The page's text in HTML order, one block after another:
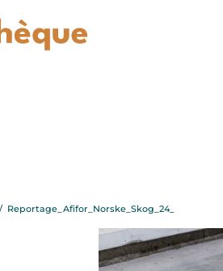
/ Reportage_Afifor_Norske_Skog_24_